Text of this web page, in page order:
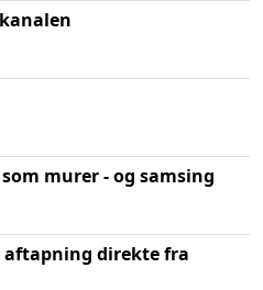
murer - og samsing
aftapning direkte fra